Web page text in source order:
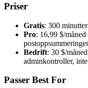
Priser
Gratis: 300
Pro: 16,99 $/
postoppsummeringer
Bedrift: 30 $/
adminkontroller,
Passer Best For